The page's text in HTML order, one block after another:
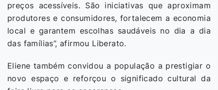
preços acessíveis. São iniciativas que aproximam
produtores e consumidores, fortalecem a economia
local e garantem escolhas saudáveis no dia a dia
das famílias”, afirmou Liberato.
Eliene também convidou a população a prestigiar o
novo espaço e reforçou o significado cultural da